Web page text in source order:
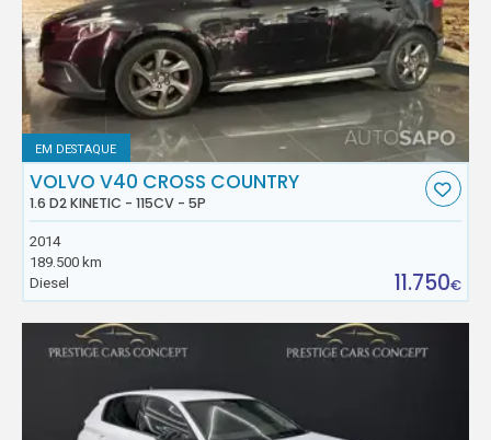
EM DESTAQUE
VOLVO V40 CROSS COUNTRY
1.6 D2 KINETIC - 115CV - 5P
2014
189.500 km
Diesel
11.750€